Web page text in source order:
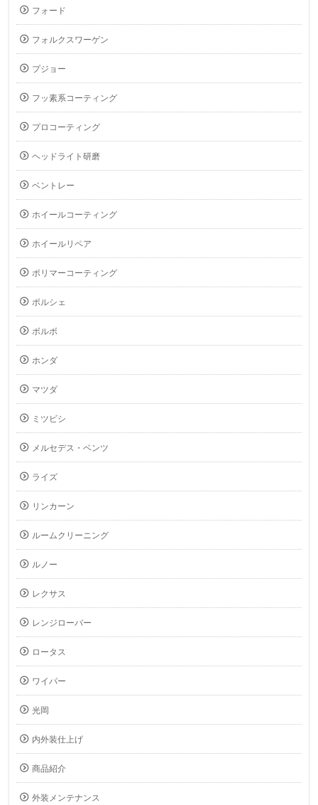
フォード
フォルクスワーゲン
プジョー
フッ素系コーティング
プロコーティング
ヘッドライト研磨
ベントレー
ホイールコーティング
ホイールリペア
ポリマーコーティング
ポルシェ
ボルボ
ホンダ
マツダ
ミツビシ
メルセデス・ベンツ
ライズ
リンカーン
ルームクリーニング
ルノー
レクサス
レンジローバー
ロータス
ワイパー
光岡
内外装仕上げ
商品紹介
外装メンテナンス